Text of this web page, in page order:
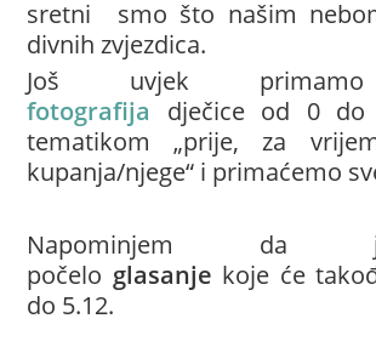
sretni smo što našim
divnih zvjezdica.
Još uvjek
fotografija
dječice od 0
tematikom „prije, za
kupanja/njege“ i primaćemo
Napominjem
počelo glasanje koje će
do 5.12.